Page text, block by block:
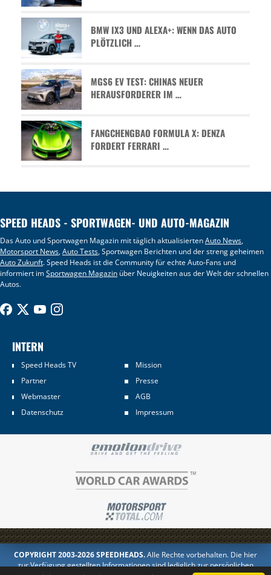
BMW IX3 UND ALEXA+: WENN DAS AUTO
PLÖTZLICH …
MGS6 EV TEST: CHINAS NEUER
HERAUSFORDERER IM …
FANGCHENGBAO FORMULA X: DENZA
FORDERT FERRARI …
SPEED HEADS - SPORTWAGEN- UND AUTO-MAGAZIN
Das Auto und Sportwagen Magazin mit täglich aktualisiertenAuto News,
Motorsport News,Auto Tests, Sportwagen Berichten und der streng geheimen
Auto Zukunft. Speed Heads ist die Community für echte Auto-Fans und
informiert imSportwagen Magazin über Neuigkeiten aus der Welt der schnellen
Autos.
INTERN
Speed Heads TV
Mission
Partner
Presse
Webmaster
AGB
Datenschutz
Impressum
COPYRIGHT 2003-2026 SPEEDHEADS.Alle Rechte vorbehalten. Die hier
zur Verfügung gestellten Informationen sind lediglich zur persönlichen